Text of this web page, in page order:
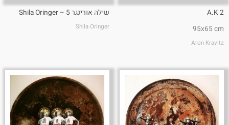
A.K 2
95x65 cm
Aron Kravitz
שילה אורינגר 5 – Shila Oringer
Shila Oringer